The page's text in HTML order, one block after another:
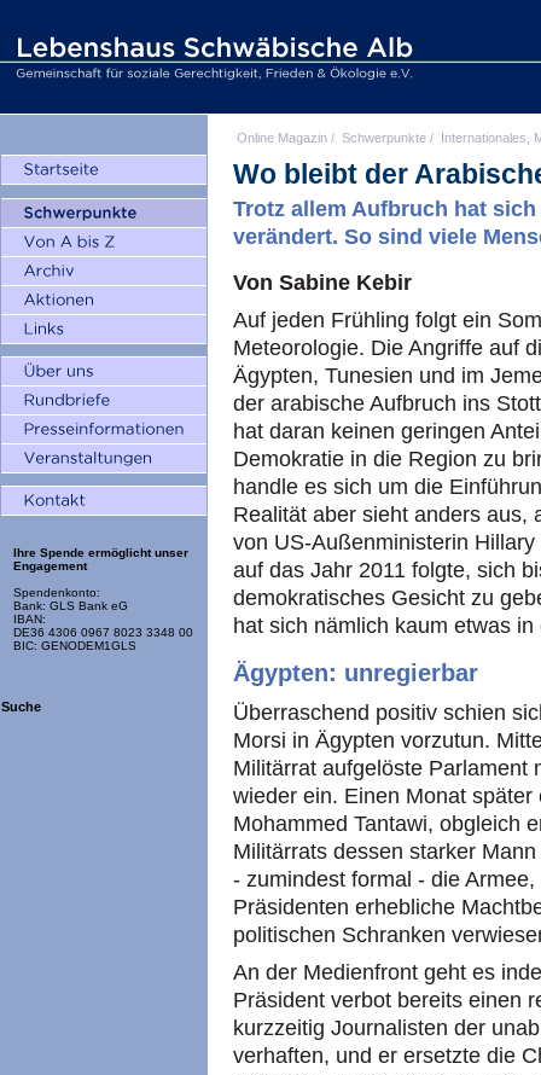
Ihre Spende ermöglicht unser
Engagement
Spendenkonto:
Bank: GLS Bank eG
IBAN:
DE36 4306 0967 8023 3348 00
BIC: GENODEM1GLS
Suche
Online Magazin / Schwerpunkte / Internationales,
Wo bleibt der
Trotz allem Aufbruch hat
verändert. So sind viele
Von Sabine Kebir
Auf jeden Frühling folgt ein
Meteorologie. Die Angriffe auf
Ägypten, Tunesien und im
der arabische Aufbruch ins
hat daran keinen geringen
Demokratie in die Region zu
handle es sich um die
Realität aber sieht anders aus,
von US-Außenministerin
auf das Jahr 2011 folgte, sich
demokratisches Gesicht zu
hat sich nämlich kaum etwas
Ägypten: unregierbar
Überraschend positiv schien
Morsi in Ägypten vorzutun.
Militärrat aufgelöste Parlament
wieder ein. Einen Monat
Mohammed Tantawi, obgleich
Militärrats dessen starker
- zumindest formal - die
Präsidenten erhebliche
politischen Schranken
An der Medienfront geht es
Präsident verbot bereits einen
kurzzeitig Journalisten der
verhaften, und er ersetzte die